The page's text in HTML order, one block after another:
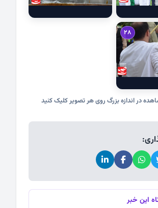
28
در اندازه بزرگ روی هر تصویر کلیک کنید
این خبر